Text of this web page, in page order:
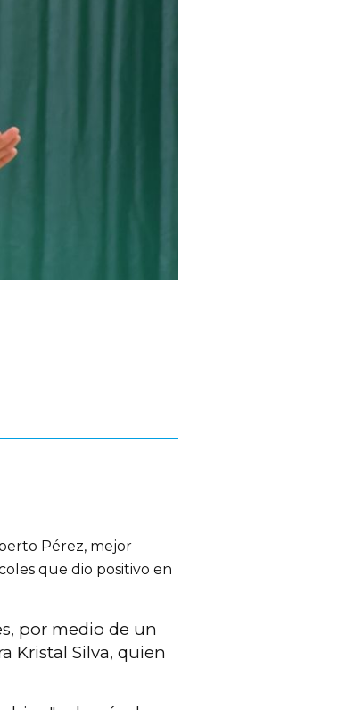
Pérez, mejor
que dio positivo en
por medio de un
Kristal Silva, quien